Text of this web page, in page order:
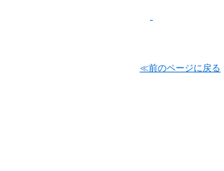
≪前のページに戻る